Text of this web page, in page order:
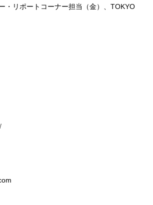
・リポートコーナー担当（金）、TOKYO